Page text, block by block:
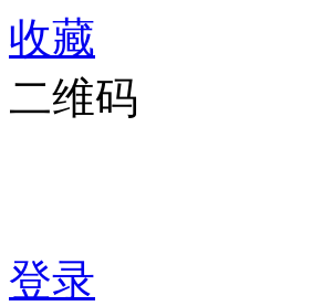
收藏
二维码
登录